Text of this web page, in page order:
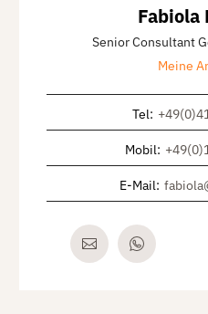
Fabiola
Senior Consultant
Meine
Tel:
Mobil:
E-Mail: